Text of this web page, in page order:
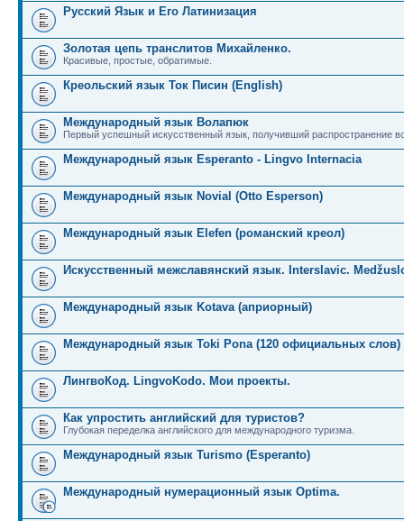
Русский Язык и Его Латинизация
Золотая цепь транслитов Михайленко.
Красивые, простые, обратимые.
Креольский язык Ток Писин (English)
Международный язык Волапюк
Первый успешный искусственный язык, получивший распространение
Международный язык Esperanto - Lingvo Internacia
Международный язык Novial (Otto Esperson)
Международный язык Elefen (романский креол)
Искусственный межславянский язык. Interslavic.
Международный язык Kotava (априорный)
Международный язык Toki Pona (120 официальных слов)
ЛингвоКод. LingvoKodo. Мои проекты.
Как упростить английский для туристов?
Глубокая переделка английского для международного туризма.
Международный язык Turismo (Esperanto)
Международный нумерационный язык Optima.